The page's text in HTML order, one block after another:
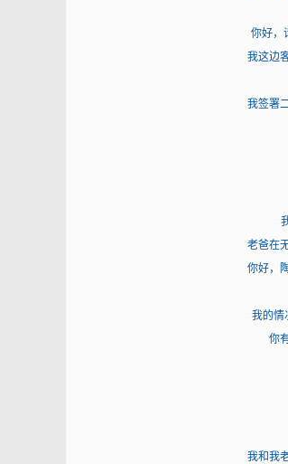
你好，
我这边
我签署
老爸在
你好，
我的情
你
我和我